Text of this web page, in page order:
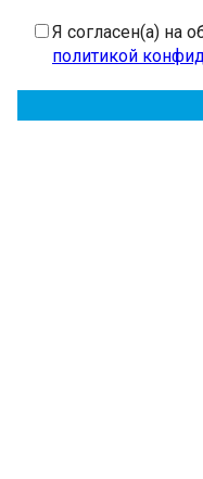
Я согласен(а) на
политикой